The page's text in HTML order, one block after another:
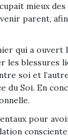
mieux des
parent,
qui a ouvert
les blessures
soi et
du Soi. En
pour